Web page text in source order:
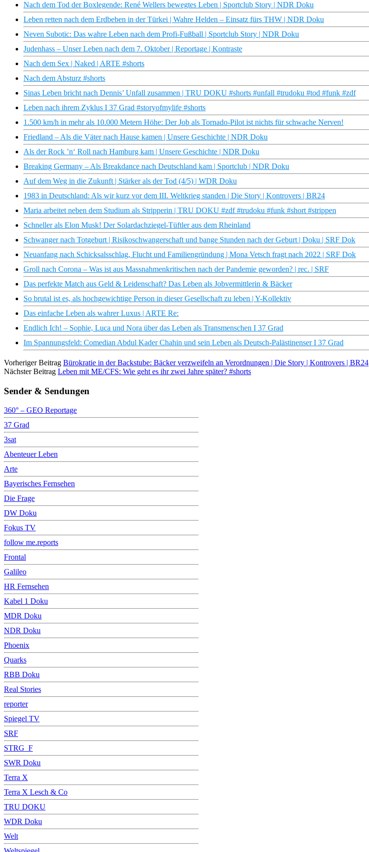
Nach dem Tod der Boxlegende: René Wellers bewegtes Leben | Sportclub Story | NDR Doku
Leben retten nach dem Erdbeben in der Türkei | Wahre Helden – Einsatz fürs THW | NDR Doku
Neven Subotic: Das wahre Leben nach dem Profi-Fußball | Sportclub Story | NDR Doku
Judenhass – Unser Leben nach dem 7. Oktober | Reportage | Kontraste
Nach dem Sex | Naked | ARTE #shorts
Nach dem Absturz #shorts
Sinas Leben bricht nach Dennis’ Unfall zusammen | TRU DOKU #shorts #unfall #trudoku #tod #funk #zdf
Leben nach ihrem Zyklus I 37 Grad #storyofmylife #shorts
1.500 km/h in mehr als 10.000 Metern Höhe: Der Job als Tornado-Pilot ist nichts für schwache Nerven!
Friedland – Als die Väter nach Hause kamen | Unsere Geschichte | NDR Doku
Als der Rock ’n‘ Roll nach Hamburg kam | Unsere Geschichte | NDR Doku
Breaking Germany – Als Breakdance nach Deutschland kam | Sportclub | NDR Doku
Auf dem Weg in die Zukunft | Stärker als der Tod (4/5) | WDR Doku
1983 in Deutschland: Als wir kurz vor dem III. Weltkrieg standen | Die Story | Kontrovers | BR24
Maria arbeitet neben dem Studium als Stripperin | TRU DOKU #zdf #trudoku #funk #short #strippen
Schneller als Elon Musk! Der Solardachziegel-Tüftler aus dem Rheinland
Schwanger nach Totgeburt | Risikoschwangerschaft und bange Stunden nach der Geburt | Doku | SRF Dok
Neuanfang nach Schicksalsschlag, Flucht und Familiengründung | Mona Vetsch fragt nach 2022 | SRF Dok
Groll nach Corona – Was ist aus Massnahmenkritischen nach der Pandemie geworden? | rec. | SRF
Das perfekte Match aus Geld & Leidenschaft? Das Leben als Jobvermittlerin & Bäcker
So brutal ist es, als hochgewichtige Person in dieser Gesellschaft zu leben | Y-Kollektiv
Das einfache Leben als wahrer Luxus | ARTE Re:
Endlich Ich! – Sophie, Luca und Nora über das Leben als Transmenschen I 37 Grad
Im Spannungsfeld: Comedian Abdul Kader Chahin und sein Leben als Deutsch-Palästinenser I 37 Grad
Vorheriger Beitrag Bürokratie in der Backstube: Bäcker verzweifeln an Verordnungen | Die Story | Kontrovers | BR24
Nächster Beitrag Leben mit ME/CFS: Wie geht es ihr zwei Jahre später? #shorts
Sender & Sendungen
360° – GEO Reportage
37 Grad
3sat
Abenteuer Leben
Arte
Bayerisches Fernsehen
Die Frage
DW Doku
Fokus TV
follow me.reports
Frontal
Galileo
HR Fernsehen
Kabel 1 Doku
MDR Doku
NDR Doku
Phoenix
Quarks
RBB Doku
Real Stories
reporter
Spiegel TV
SRF
STRG_F
SWR Doku
Terra X
Terra X Lesch & Co
TRU DOKU
WDR Doku
Welt